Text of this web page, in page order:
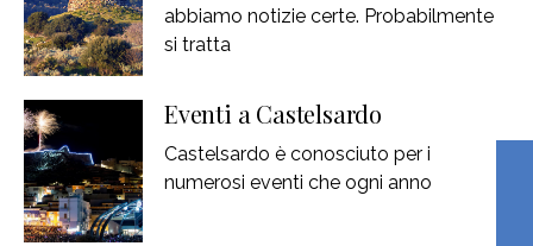
abbiamo notizie certe. Probabilmente
si tratta
Eventi a Castelsardo
Castelsardo è conosciuto per i
numerosi eventi che ogni anno